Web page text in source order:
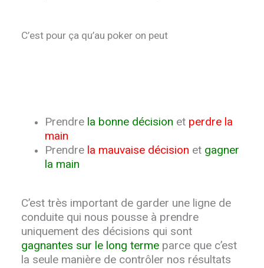
C’est pour ça qu’au poker on peut
Prendre la bonne décision et perdre la
main
Prendre la mauvaise décision et gagner
la main
C’est très important de garder une ligne de
conduite qui nous pousse à prendre
uniquement des décisions qui sont
gagnantes sur le long termeparce que c’est
la seule manière de contrôler nos résultats